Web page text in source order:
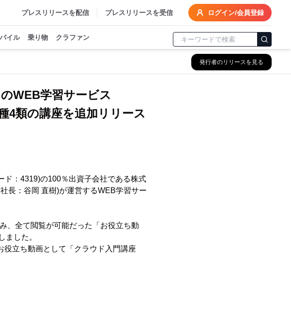
プレスリリースを配信 プレスリリースを受信 ログイン/会員登録
イル 乗り物 クラファン
発行者のリリースを見る
WEB学習サービス
4類の講座を追加リリース
ド：4319)の100％出資子会社である株式
長：谷岡 直樹)が運営するWEB学習サー
、全て閲覧が可能だった「お役立ち動
ました。
役立ち動画として「クラウド入門講座